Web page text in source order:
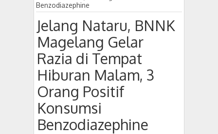
Benzodiazephine
Jelang Nataru, BNNK
Magelang Gelar
Razia di Tempat
Hiburan Malam, 3
Orang Positif
Konsumsi
Benzodiazephine